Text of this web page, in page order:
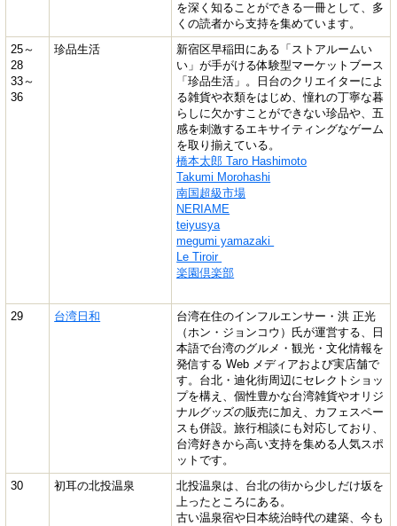
を深く知ることができる一冊として、多
くの読者から支持を集めています。
25～
28
33～
36
珍品生活
新宿区早稲田にある「ストアルームい
い」が手がける体験型マーケットブース
「珍品生活」。日台のクリエイターによ
る雑貨や衣類をはじめ、憧れの丁寧な暮
らしに欠かすことができない珍品や、五
感を刺激するエキサイティングなゲーム
を取り揃えている。
橋本太郎 Taro Hashimoto
Takumi Morohashi
南国超級市場
NERIAME
teiyusya
megumi yamazaki
Le Tiroir
楽園倶楽部
29 台湾日和
台湾在住のインフルエンサー・洪 正光
（ホン・ジョンコウ）氏が運営する、日
本語で台湾のグルメ・観光・文化情報を
発信する Web メディアおよび実店舗で
す。台北・迪化街周辺にセレクトショッ
プを構え、個性豊かな台湾雑貨やオリジ
ナルグッズの販売に加え、カフェスペー
スも併設。旅行相談にも対応しており、
台湾好きから高い支持を集める人気スポ
ットです。
30
初耳の北投温泉
北投温泉は、台北の街から少しだけ坂を
上ったところにある。
古い温泉宿や日本統治時代の建築、今も